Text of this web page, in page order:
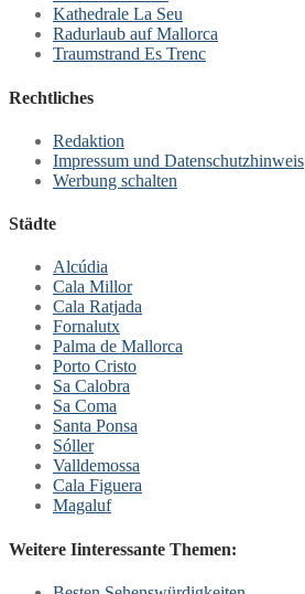
Kathedrale La Seu
Radurlaub auf Mallorca
Traumstrand Es Trenc
Rechtliches
Redaktion
Impressum und Datenschutzhinweis
Werbung schalten
Städte
Alcúdia
Cala Millor
Cala Ratjada
Fornalutx
Palma de Mallorca
Porto Cristo
Sa Calobra
Sa Coma
Santa Ponsa
Sóller
Valldemossa
Cala Figuera
Magaluf
Weitere Iinteressante Themen: